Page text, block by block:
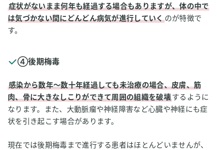
症状がないまま何年も経過する場合もありますが、体の中で
は気づかない間にどんどん病気が進行していくのが特徴で
す。
④後期梅毒
感染から数年～数十年経過しても未治療の場合、皮膚、筋
肉、骨に大きなしこりができて周囲の組織を破壊するように
なります。また、大動脈瘤や神経障害など心臓や神経にも症
状を引き起こす場合があります。
現在では後期梅毒まで進行する患者はほとんどいませんが、